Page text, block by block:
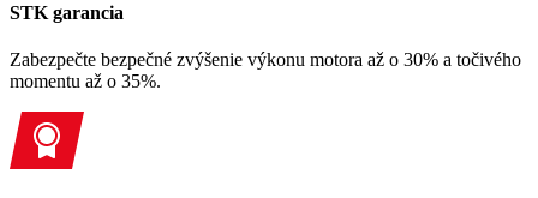
STK garancia
Zabezpečte bezpečné zvýšenie výkonu motora až o 30% a točivého
momentu až o 35%.